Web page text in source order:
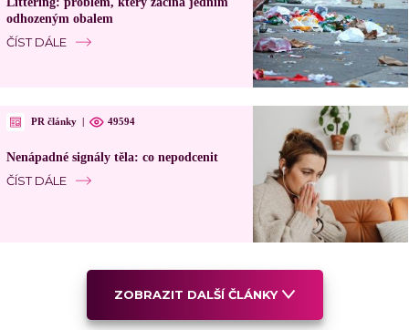
odhozeným obalem
ČÍST DÁLE
PR články 49594
Nenápadné signály těla: co nepodcenit
ČÍST DÁLE
ZOBRAZIT DALŠÍ ČLÁNKY